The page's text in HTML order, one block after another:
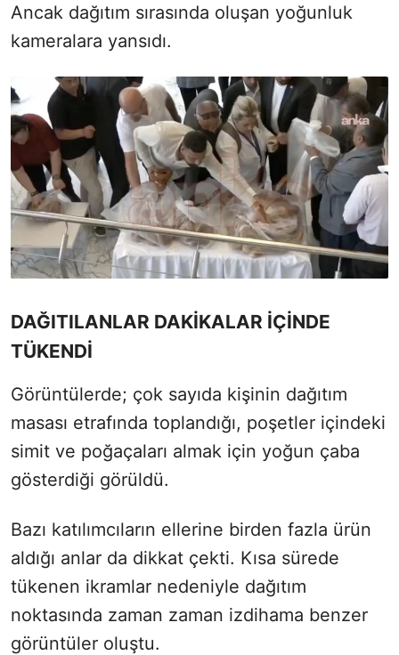
Ancak dağıtım sırasında oluşan yoğunluk
kameralara yansıdı.
DAĞITILANLAR DAKİKALAR İÇİNDE
TÜKENDİ
Görüntülerde; çok sayıda kişinin dağıtım
masası etrafında toplandığı, poşetler içindeki
simit ve poğaçaları almak için yoğun çaba
gösterdiği görüldü.
Bazı katılımcıların ellerine birden fazla ürün
aldığı anlar da dikkat çekti. Kısa sürede
tükenen ikramlar nedeniyle dağıtım
noktasında zaman zaman izdihama benzer
görüntüler oluştu.